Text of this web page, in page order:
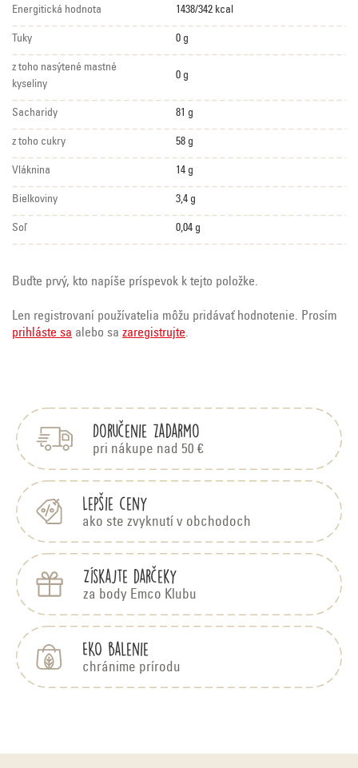
Energitická hodnota 1438/342 kcal
Tuky 0 g
z toho nasýtené mastné
kyseliny
0 g
Sacharidy 81 g
z toho cukry 58 g
Vláknina 14 g
Bielkoviny 3,4 g
Soľ 0,04 g
Buďte prvý, kto napíše príspevok k tejto položke.
Len registrovaní používatelia môžu pridávať hodnotenie. Prosím
prihláste sa alebo sa zaregistrujte.
Doručenie zadarmo
pri nákupe nad 50 €
Lepšie ceny
ako ste zvyknutí v obchodoch
Získajte darčeky
za body Emco Klubu
EKO balenie
chránime prírodu